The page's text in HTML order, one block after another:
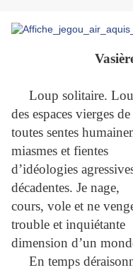
Loup solitaire.
des espaces vierges de
toutes sentes
miasmes et fientes
d’idéologies
décadentes. Je nage,
cours, vole et ne
trouble et inquiétante
dimension d’un
En temps